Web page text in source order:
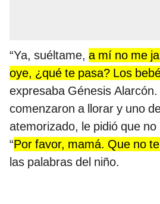
“Ya, suéltame, a mí no me
oye, ¿qué te pasa? Los
expresaba Génesis
comenzaron a llorar y uno
atemorizado, le pidió que
“Por favor, mamá. Que no
las palabras del niño.